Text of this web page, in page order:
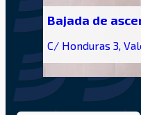
Bajada de
C/ Honduras 3,